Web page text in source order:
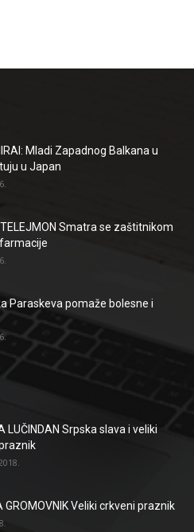
Mladi Zapadnog Balkana u
u Japan
Smatra se zaštitnikom
Paraskeva pomaže bolesne i
LUČINDAN Srpska slava i veliki
GROMOVNIK Veliki crkveni praznik